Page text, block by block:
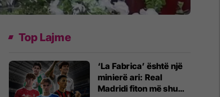
Top Lajme
‘La Fabrica’ është një
minierë ari: Real
Madridi fiton më shumë